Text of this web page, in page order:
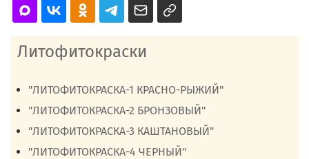
Литофитокраски
"ЛИТОФИТОКРАСКА-1 КРАСНО-РЫЖИЙ"
"ЛИТОФИТОКРАСКА-2 БРОНЗОВЫЙ"
"ЛИТОФИТОКРАСКА-3 КАШТАНОВЫЙ"
"ЛИТОФИТОКРАСКА-4 ЧЕРНЫЙ"